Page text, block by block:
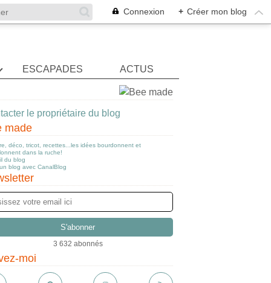
Connexion + Créer mon blog
ESCAPADES ACTUS
le propriétaire du blog
made
déco, tricot, recettes...les idées bourdonnent et
dans la ruche!
du blog
blog avec CanalBlog
3 632 abonnés
moi